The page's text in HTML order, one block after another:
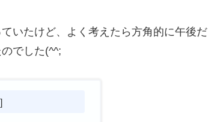
いたけど、よく考えたら方角的に午後だ
でした(^^;